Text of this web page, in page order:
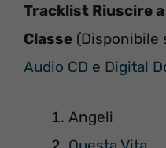
Tracklist Riuscire
Classe (Disponibile
Audio CD e Digital
Angeli